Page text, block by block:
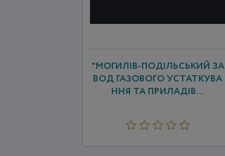
"МОГИЛІВ-ПОДІЛЬСЬКИЙ ЗА
ВОД ГАЗОВОГО УСТАТКУВА
ННЯ ТА ПРИЛАДІВ...